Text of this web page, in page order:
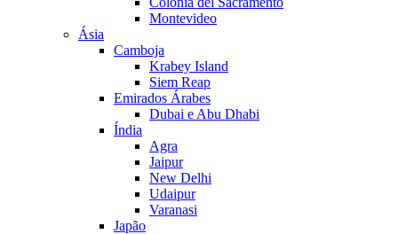
Montevideo
Ásia
Camboja
Krabey Island
Siem Reap
Emirados Árabes
Dubai e Abu Dhabi
Índia
Agra
Jaipur
New Delhi
Udaipur
Varanasi
Japão